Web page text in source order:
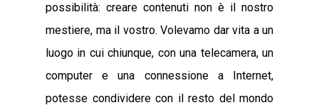
possibilità: creare contenuti non è il nostro
mestiere, ma il vostro. Volevamo dar vita a un
luogo in cui chiunque, con una telecamera, un
computer e una connessione a Internet,
potesse condividere con il resto del mondo